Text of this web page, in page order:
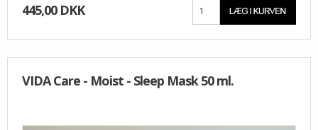
445,00 DKK
VIDA Care - Moist - Sleep Mask 50 ml.